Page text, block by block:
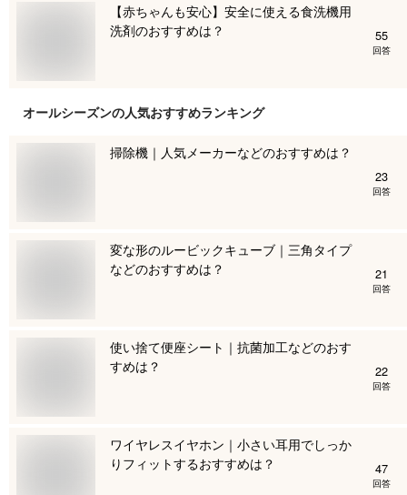
【赤ちゃんも安心】安全に使える食洗機用
洗剤のおすすめは？
55
回答
オールシーズンの人気おすすめランキング
掃除機｜人気メーカーなどのおすすめは？
23
回答
変な形のルービックキューブ｜三角タイプ
などのおすすめは？
21
回答
使い捨て便座シート｜抗菌加工などのおす
すめは？
22
回答
ワイヤレスイヤホン｜小さい耳用でしっか
りフィットするおすすめは？
47
回答